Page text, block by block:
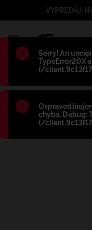
Błąd:
Sorry! An
TypeError20X
(/
Błąd:
chyba. Debug:
(/
VÝPREDAJ: